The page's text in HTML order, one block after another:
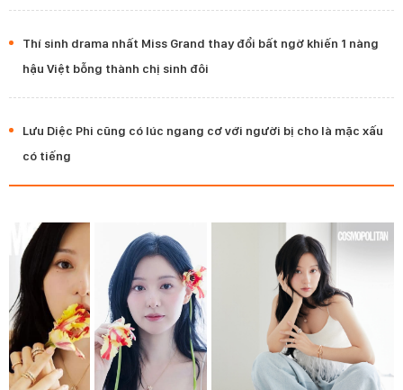
Thí sinh drama nhất Miss Grand thay đổi bất ngờ khiến 1 nàng
hậu Việt bỗng thành chị sinh đôi
Lưu Diệc Phi cũng có lúc ngang cơ với người bị cho là mặc xấu
có tiếng